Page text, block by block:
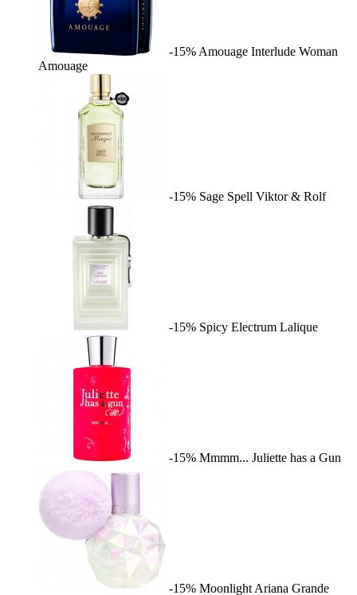
-15% Amouage Interlude Woman
Amouage
-15% Sage Spell Viktor & Rolf
-15% Spicy Electrum Lalique
-15% Mmmm... Juliette has a Gun
-15% Moonlight Ariana Grande